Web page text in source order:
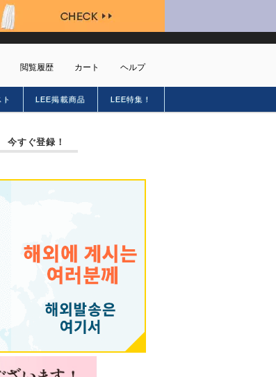
閲覧履歴 カート ヘルプ
返品・交換について
お問合せ
新規会員登録
LEE掲載商品 LEE特集！
今すぐ登録！